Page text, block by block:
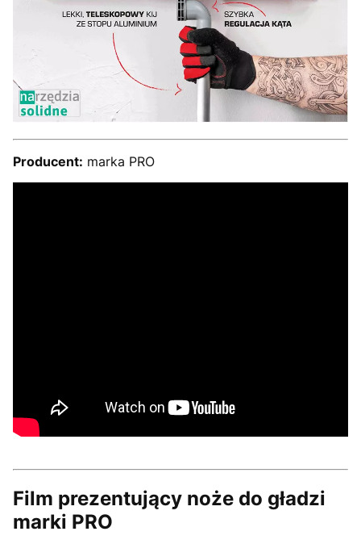
Producent: marka PRO
Film prezentujący noże do gładzi
marki PRO